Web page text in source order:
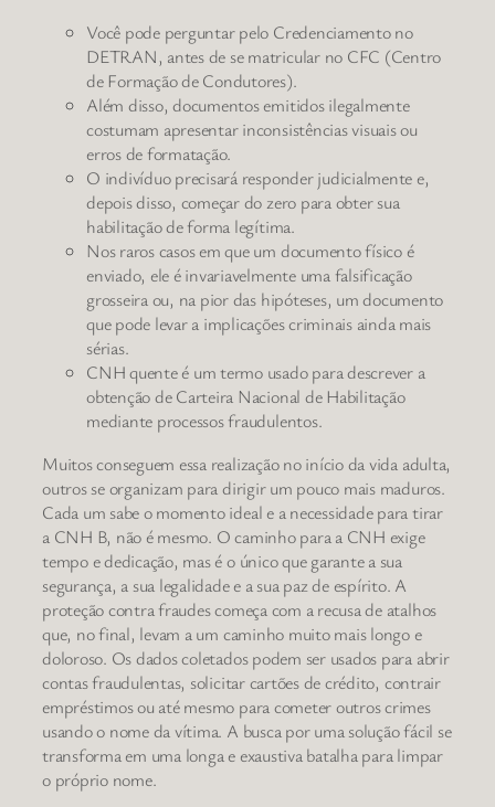
Você pode perguntar pelo Credenciamento no
DETRAN, antes de se matricular no CFC (Centro
de Formação de Condutores).
Além disso, documentos emitidos ilegalmente
costumam apresentar inconsistências visuais ou
erros de formatação.
O indivíduo precisará responder judicialmente e,
depois disso, começar do zero para obter sua
habilitação de forma legítima.
Nos raros casos em que um documento físico é
enviado, ele é invariavelmente uma falsificação
grosseira ou, na pior das hipóteses, um documento
que pode levar a implicações criminais ainda mais
sérias.
CNH quente é um termo usado para descrever a
obtenção de Carteira Nacional de Habilitação
mediante processos fraudulentos.
Muitos conseguem essa realização no início da vida adulta,
outros se organizam para dirigir um pouco mais maduros.
Cada um sabe o momento ideal e a necessidade para tirar
a CNH B, não é mesmo. O caminho para a CNH exige
tempo e dedicação, mas é o único que garante a sua
segurança, a sua legalidade e a sua paz de espírito. A
proteção contra fraudes começa com a recusa de atalhos
que, no final, levam a um caminho muito mais longo e
doloroso. Os dados coletados podem ser usados para abrir
contas fraudulentas, solicitar cartões de crédito, contrair
empréstimos ou até mesmo para cometer outros crimes
usando o nome da vítima. A busca por uma solução fácil se
transforma em uma longa e exaustiva batalha para limpar
o próprio nome.